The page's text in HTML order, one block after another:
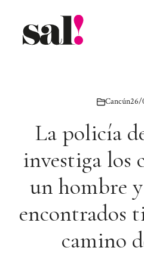
contenido
Cancún26/
La policía
investiga los
un hombre
encontrados
camino